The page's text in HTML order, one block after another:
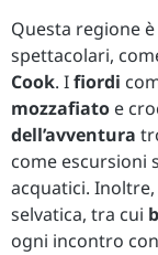
Questa regione
spettacolari,
Cook. Ifiordi
mozzafiato e
dell’avventura
come escursioni
acquatici. Inoltre,
selvatica, tra cui
ogni incontro